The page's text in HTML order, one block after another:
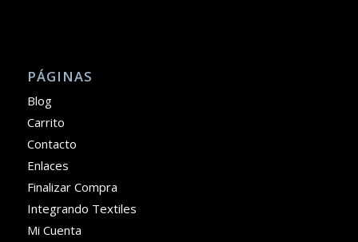
PÁGINAS
Blog
Carrito
Contacto
Enlaces
Finalizar Compra
Integrando Textiles
Mi Cuenta